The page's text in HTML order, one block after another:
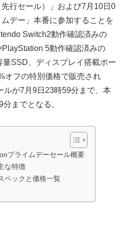
先行セール）」および7月10日0
デー」本番に参加することを
Switch2動作確認済みの
5動作確認済みの
SSD、ディスプレイ搭載ポー
オフの特別価格で販売され
ルが7月9日23時59分まで、本
までとなる。
プライムデーセール概要
な特徴
ペックと価格一覧